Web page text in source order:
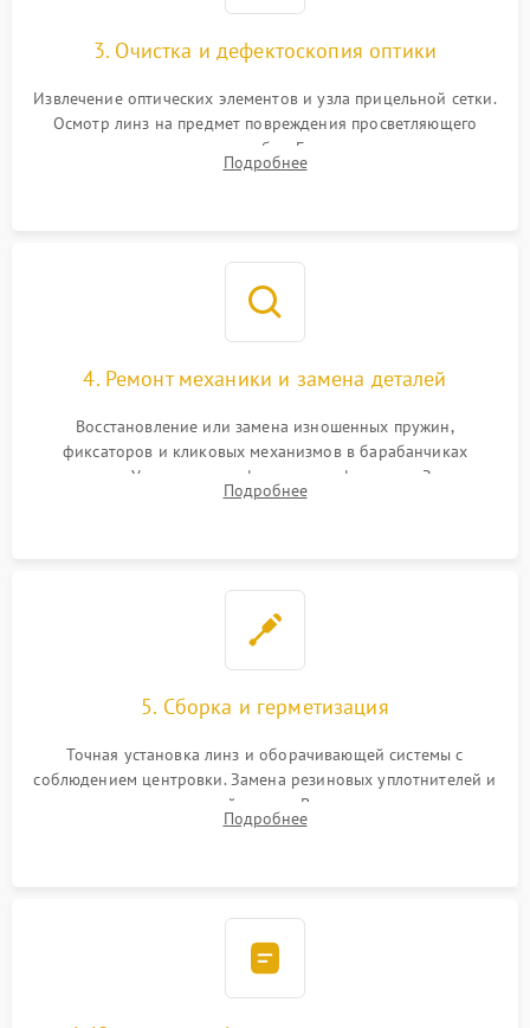
3. Очистка и дефектоскопия оптики
Извлечение оптических элементов и узла прицельной сетки.
Осмотр линз на предмет повреждения просветляющего
покрытия или появления грибка. Бережная очистка стекол
спецрастворами. Проверка целостности гравированной
Подробнее
4. Ремонт механики и замена деталей
Восстановление или замена изношенных пружин,
фиксаторов и кликовых механизмов в барабанчиках
поправок. Устранение люфтов в трансфокаторе. Замена
поврежденных линз, разбитой сетки или восстановление
Подробнее
5. Сборка и герметизация
Точная установка линз и оборачивающей системы с
соблюдением центровки. Замена резиновых уплотнителей и
нанесение влагозащитной смазки. Вакуумирование корпуса
и заполнение его осушенным азотом или аргоном для
Подробнее